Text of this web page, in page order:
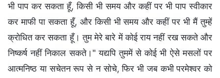
भी पाप कर सकता हूँ, किसी भी समय और कहीं पर भी पाप स्वीकार
कर माफी पा सकता हूँ, और किसी भी समय और कहीं पर भी मैं तुम्हें
क्रोधित कर सकता हूँ। तुम मेरे बारे में कोई राय नहीं रख सकते और
निष्कर्ष नहीं निकाल सकते।" यद्यपि तुममें से कोई भी ऐसे मसलों पर
आत्मनिष्ठ या सचेतन रूप से न सोचे, फिर भी जब कभी परमेश्वर को